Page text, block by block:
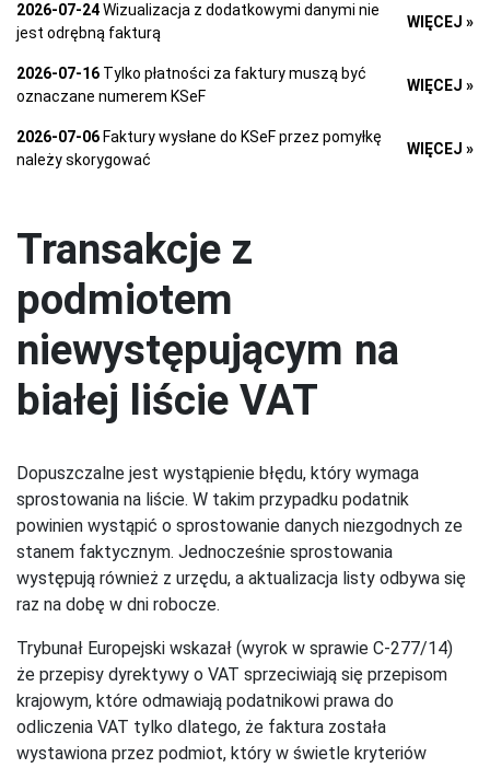
2026-07-24Wizualizacja z dodatkowymi danymi nie
jest odrębną fakturą
WIĘCEJ »
2026-07-16 Tylko płatności za faktury muszą być
oznaczane numerem KSeF
WIĘCEJ »
2026-07-06 Faktury wysłane do KSeF przez pomyłkę
należy skorygować
WIĘCEJ »
Transakcje z
podmiotem
niewystępującym na
białej liście VAT
Dopuszczalne jest wystąpienie błędu, który wymaga
sprostowania na liście. W takim przypadku podatnik
powinien wystąpić o sprostowanie danych niezgodnych ze
stanem faktycznym. Jednocześnie sprostowania
występują również z urzędu, a aktualizacja listy odbywa się
raz na dobę w dni robocze.
Trybunał Europejski wskazał (wyrok w sprawie C-277/14)
że przepisy dyrektywy o VAT sprzeciwiają się przepisom
krajowym, które odmawiają podatnikowi prawa do
odliczenia VAT tylko dlatego, że faktura została
wystawiona przez podmiot, który w świetle kryteriów